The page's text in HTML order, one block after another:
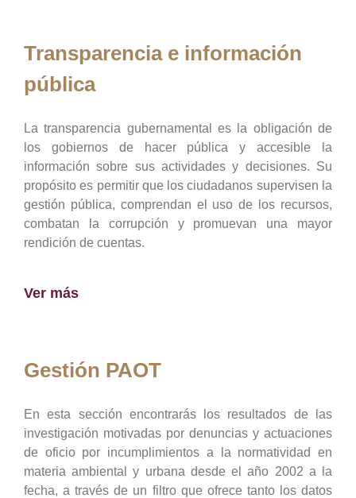
Transparencia e información
pública
La transparencia gubernamental es la obligación de
los gobiernos de hacer pública y accesible la
información sobre sus actividades y decisiones. Su
propósito es permitir que los ciudadanos supervisen la
gestión pública, comprendan el uso de los recursos,
combatan la corrupción y promuevan una mayor
rendición de cuentas.
Ver más
Gestión PAOT
En esta sección encontrarás los resultados de las
investigación motivadas por denuncias y actuaciones
de oficio por incumplimientos a la normatividad en
materia ambiental y urbana desde el año 2002 a la
fecha, a través de un filtro que ofrece tanto los datos